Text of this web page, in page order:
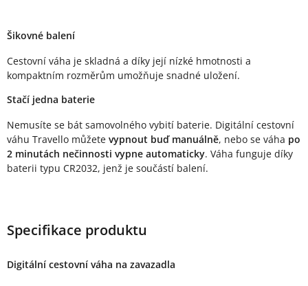
Šikovné balení
Cestovní váha je skladná a díky její nízké hmotnosti a
kompaktním rozměrům umožňuje snadné uložení.
Stačí jedna baterie
Nemusíte se bát samovolného vybití baterie. Digitální cestovní
váhu Travello můžete vypnout buď manuálně, nebo se váha po
2 minutách nečinnosti vypne automaticky. Váha funguje díky
baterii typu CR2032, jenž je součástí balení.
Specifikace produktu
Digitální cestovní váha na zavazadla